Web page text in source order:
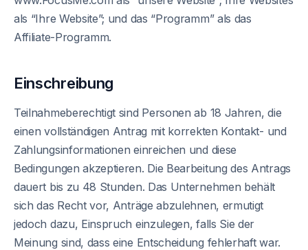
als “Ihre Website”; und das “Programm” als das
Affiliate-Programm.
Einschreibung
Teilnahmeberechtigt sind Personen ab 18 Jahren, die
einen vollständigen Antrag mit korrekten Kontakt- und
Zahlungsinformationen einreichen und diese
Bedingungen akzeptieren. Die Bearbeitung des Antrags
dauert bis zu 48 Stunden. Das Unternehmen behält
sich das Recht vor, Anträge abzulehnen, ermutigt
jedoch dazu, Einspruch einzulegen, falls Sie der
Meinung sind, dass eine Entscheidung fehlerhaft war.